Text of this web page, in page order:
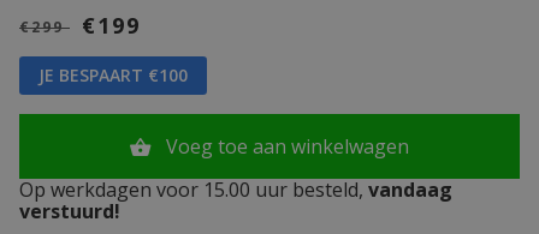
€299 €199
JE BESPAART €100
Voeg toe aan winkelwagen
Op werkdagen voor 15.00 uur besteld, vandaag
verstuurd!